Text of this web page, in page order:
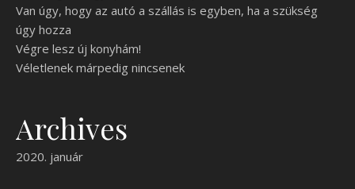
Van úgy, hogy az autó a szállás is egyben, ha a szükség
úgy hozza
Végre lesz új konyhám!
Véletlenek márpedig nincsenek
Archives
2020. január